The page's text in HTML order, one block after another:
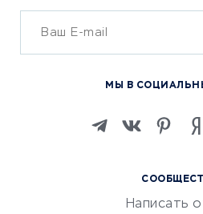
ОБУЧЕНИЕ И РАБОТА
Изучение иностранных
Маркетинг и продажи
РепетиторствоНаписать
МЫ В